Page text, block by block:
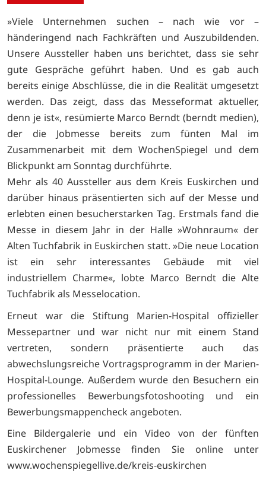
»Viele Unternehmen suchen – nach wie vor –
händeringend nach Fachkräften und Auszubildenden.
Unsere Aussteller haben uns berichtet, dass sie sehr
gute Gespräche geführt haben. Und es gab auch
bereits einige Abschlüsse, die in die Realität umgesetzt
werden. Das zeigt, dass das Messeformat aktueller,
denn je ist«, resümierte Marco Berndt (berndt medien),
der die Jobmesse bereits zum fünten Mal im
Zusammenarbeit mit dem WochenSpiegel und dem
Blickpunkt am Sonntag durchführte.
Mehr als 40 Aussteller aus dem Kreis Euskirchen und
darüber hinaus präsentierten sich auf der Messe und
erlebten einen besucherstarken Tag. Erstmals fand die
Messe in diesem Jahr in der Halle »Wohnraum« der
Alten Tuchfabrik in Euskirchen statt. »Die neue Location
ist ein sehr interessantes Gebäude mit viel
industriellem Charme«, lobte Marco Berndt die Alte
Tuchfabrik als Messelocation.
Erneut war die Stiftung Marien-Hospital offizieller
Messepartner und war nicht nur mit einem Stand
vertreten, sondern präsentierte auch das
abwechslungsreiche Vortragsprogramm in der Marien-
Hospital-Lounge. Außerdem wurde den Besuchern ein
professionelles Bewerbungsfotoshooting und ein
Bewerbungsmappencheck angeboten.
Eine Bildergalerie und ein Video von der fünften
Euskirchener Jobmesse finden Sie online unter
www.wochenspiegellive.de/kreis-euskirchen